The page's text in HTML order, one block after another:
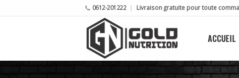
0612-201222 Livraison gratuite pour toute
ACCUEIL